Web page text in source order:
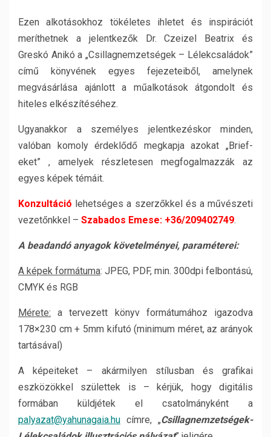
Ezen alkotásokhoz tökéletes ihletet és inspirációt
meríthetnek a jelentkezők Dr. Czeizel Beatrix és
Greskó Anikó a „Csillagnemzetségek – Lélekcsaládok”
című könyvének egyes fejezeteiből, amelynek
megvásárlása ajánlott a műalkotások átgondolt és
hiteles elkészítéséhez.
Ugyanakkor a személyes jelentkezéskor minden,
valóban komoly érdeklődő megkapja azokat „Brief-
eket” , amelyek részletesen megfogalmazzák az
egyes képek témáit.
Konzultáció lehetséges a szerzőkkel és a művészeti
vezetőnkkel – Szabados Emese: +36/209402749.
A beadandó anyagok követelményei, paraméterei:
A képek formátuma: JPEG, PDF, min. 300dpi felbontású,
CMYK és RGB
Mérete: a tervezett könyv formátumához igazodva
178×230 cm + 5mm kifutó (minimum méret, az arányok
tartásával)
A képeiteket – akármilyen stílusban és grafikai
eszközökkel születtek is – kérjük, hogy digitális
formában küldjétek el csatolmányként a
palyazat@yahunagaia.hu címre, „Csillagnemzetségek-